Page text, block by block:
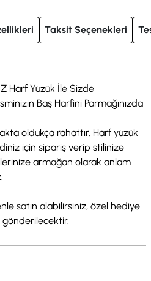
Taksit Seçenekleri
Harf Yüzük İle Sizde
Baş Harfini Parmağınızda
oldukça rahattır. Harf yüzük
için sipariş verip stilinize
armağan olarak anlam
satın alabilirsiniz, özel hediye
gönderilecektir.